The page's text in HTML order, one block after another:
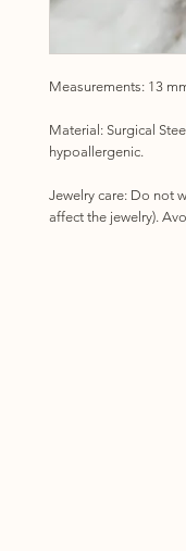
Measurements: 13
Material: Surgical
hypoallergenic.
Jewelry care: Do not
affect the jewelry).